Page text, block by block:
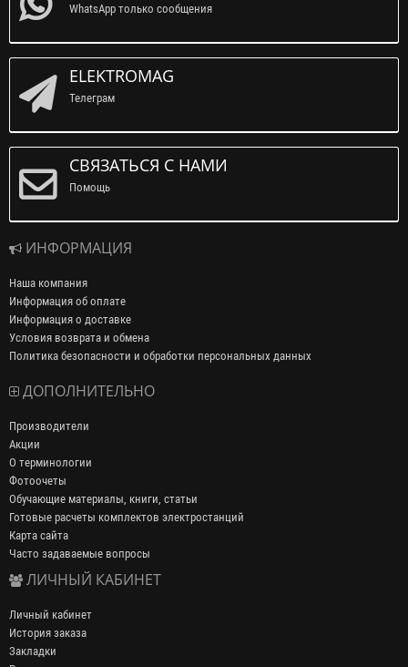
WhatsApp только сообщения
ELEKTROMAG
Телеграм
СВЯЗАТЬСЯ С НАМИ
Помощь
ИНФОРМАЦИЯ
Наша компания
Информация об оплате
Информация о доставке
Условия возврата и обмена
Политика безопасности и обработки персональных данных
ДОПОЛНИТЕЛЬНО
Производители
Акции
О терминологии
Фотоочеты
Обучающие материалы, книги, статьи
Готовые расчеты комплектов электростанций
Карта сайта
Часто задаваемые вопросы
ЛИЧНЫЙ КАБИНЕТ
Личный кабинет
История заказа
Закладки